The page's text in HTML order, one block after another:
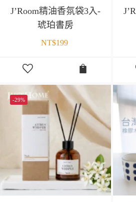
J’Room精油香氛袋3入-
琥珀書房
NT$199
-29%